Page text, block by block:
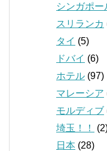
シンガポー
スリランカ
タイ (5)
ドバイ (6)
ホテル (97)
マレーシア
モルディブ
埼玉！！
日本 (28)